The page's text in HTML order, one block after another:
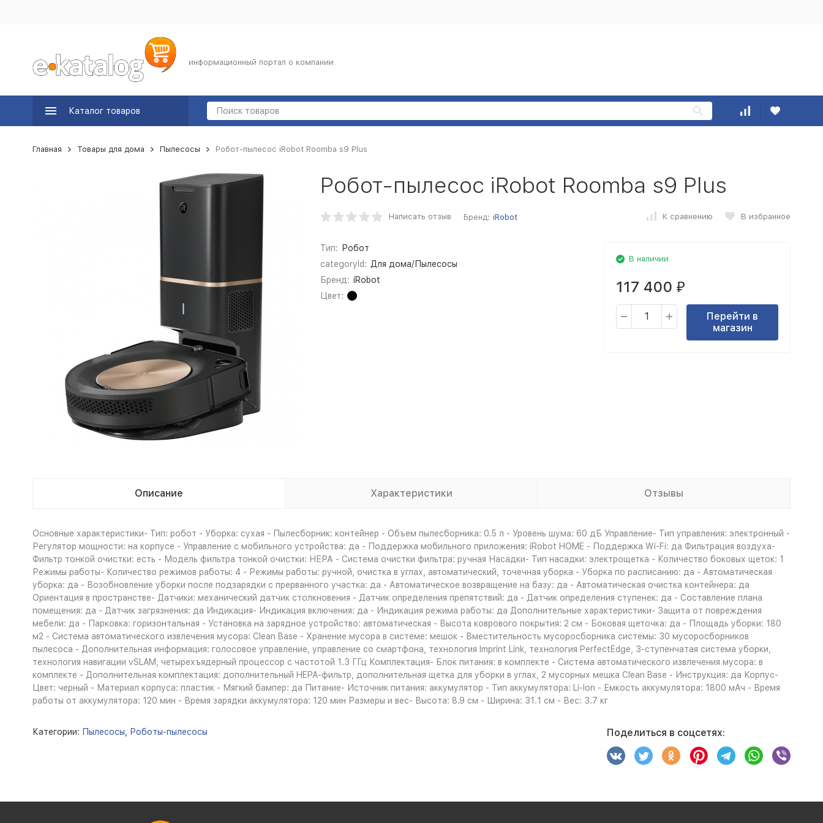
информационный портал о компании
Каталог товаров
Главная Товары для дома Пылесосы Робот-пылесос iRobot Roomba s9 Plus
Робот-пылесос iRobot Roomba s9 Plus
Написать отзыв Бренд: iRobot К сравнению В избранное
Тип:
Робот
categoryId: Для дома/Пылесосы
Бренд: iRobot
Цвет:
В наличии
117 400 ₽
Перейти в
магазин
Описание Характеристики Отзывы
Основные характеристики- Тип: робот - Уборка: сухая - Пылесборник: контейнер - Объем пылесборника: 0.5 л - Уровень шума: 60 дБ Управление- Тип управления: электронный -
Регулятор мощности: на корпусе - Управление c мобильного устройства: да - Поддержка мобильного приложения: iRobot HOME - Поддержка Wi-Fi: да Фильтрация воздуха-
Фильтр тонкой очистки: есть - Модель фильтра тонкой очистки: НЕРА - Система очистки фильтра: ручная Насадки- Тип насадки: электрощетка - Количество боковых щеток: 1
Режимы работы- Количество режимов работы: 4 - Режимы работы: ручной, очистка в углах, автоматический, точечная уборка - Уборка по расписанию: да - Автоматическая
уборка: да - Возобновление уборки после подзарядки с прерванного участка: да - Автоматическое возвращение на базу: да - Автоматическая очистка контейнера: да
Ориентация в пространстве- Датчики: механический датчик столкновения - Датчик определения препятствий: да - Датчик определения ступенек: да - Составление плана
помещения: да - Датчик загрязнения: да Индикация- Индикация включения: да - Индикация режима работы: да Дополнительные характеристики- Защита от повреждения
мебели: да - Парковка: горизонтальная - Установка на зарядное устройство: автоматическая - Высота коврового покрытия: 2 см - Боковая щеточка: да - Площадь уборки: 180
м2 - Система автоматического извлечения мусора: Clean Base - Хранение мусора в системе: мешок - Вместительность мусоросборника системы: 30 мусоросборников
пылесоса - Дополнительная информация: голосовое управление, управление со смартфона, технология Imprint Link, технология PerfectEdge, 3-ступенчатая система уборки,
технология навигации vSLAM, четырехъядерный процессор с частотой 1.3 ГГц Комплектация- Блок питания: в комплекте - Система автоматического извлечения мусора: в
комплекте - Дополнительная комплектация: дополнительный HEPA-фильтр, дополнительная щетка для уборки в углах, 2 мусорных мешка Clean Base - Инструкция: да Корпус-
Цвет: черный - Материал корпуса: пластик - Мягкий бампер: да Питание- Источник питания: аккумулятор - Тип аккумулятора: Li-Ion - Емкость аккумулятора: 1800 мАч - Время
работы от аккумулятора: 120 мин - Время зарядки аккумулятора: 120 мин Размеры и вес- Высота: 8.9 см - Ширина: 31.1 см - Вес: 3.7 кг
Категории: Пылесосы Роботы-пылесосы Поделиться в соцсетях: